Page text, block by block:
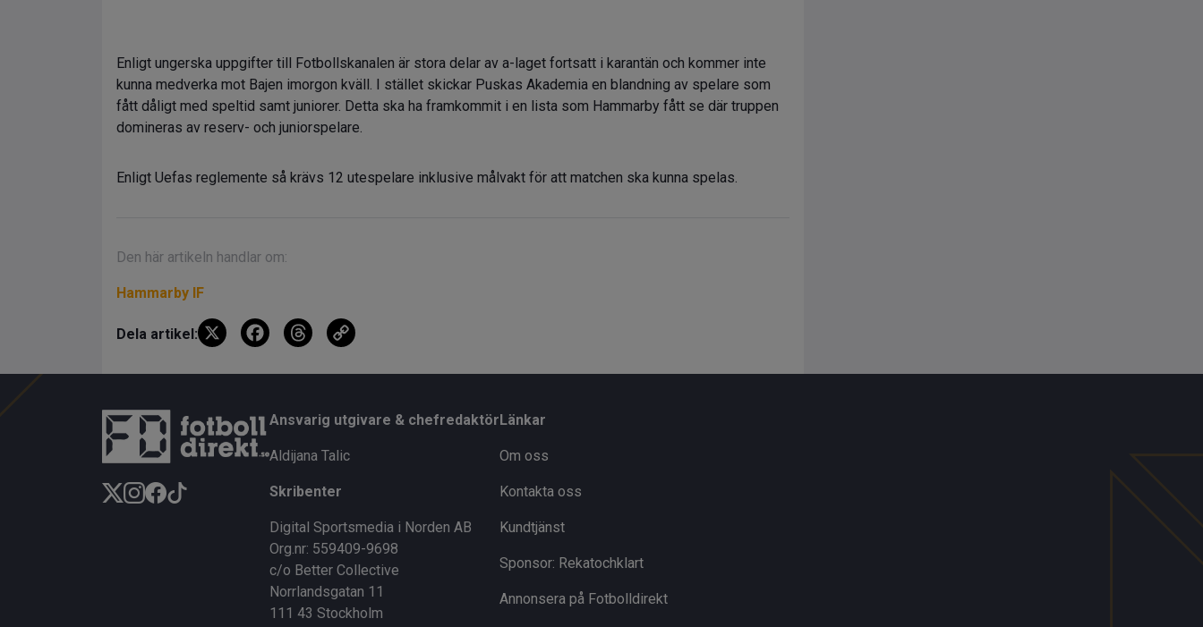
Enligt ungerska uppgifter till Fotbollskanalen är stora delar av a-laget fortsatt i karantän och kommer inte
kunna medverka mot Bajen imorgon kväll. I stället skickar Puskas Akademia en blandning av spelare som
fått dåligt med speltid samt juniorer. Detta ska ha framkommit i en lista som Hammarby fått se där truppen
domineras av reserv- och juniorspelare.
Enligt Uefas reglemente så krävs 12 utespelare inklusive målvakt för att matchen ska kunna spelas.
Den här artikeln handlar om:
Hammarby IF
Dela artikel: X
F
b
o
k
T
a
d
Li
Ansvarig utgivare & chefredaktör
Aldijana Talic
Skribenter
Digital Sportsmedia i Norden AB
Org.nr: 559409-9698
c/o Better Collective
Norrlandsgatan 11
111 43 Stockholm
Länkar
Om oss
Kontakta oss
Kundtjänst
Sponsor: Rekatochklart
Annonsera på Fotbolldirekt